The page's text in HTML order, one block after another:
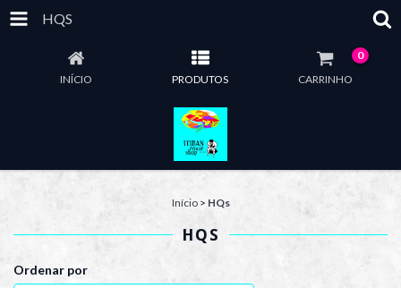
HQS
INÍCIO PRODUTOS CARRINHO
0
Início > HQs
HQS
Ordenar por